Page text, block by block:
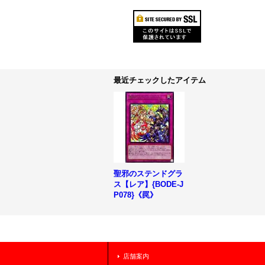
最近チェックしたアイテム
聖邪のステンドグラ
ス【レア】{BODE-J
P078}《罠》
店舗案内